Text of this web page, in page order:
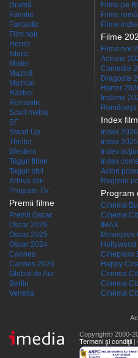
Dramă
Familie
Fantastic
Film noir
Horror
Istoric
Mister
Muzică
Muzical
Război
Romantic
Scurt metraj
SF
Stand Up
Thriller
Western
Taguri filme
Taguri stiri
Arhiva stiri
Program TV
Premii filme
Premii Oscar
Oscar 2026
Oscar 2025
Oscar 2024
Cannes
Cannes 2026
Globul de Aur
Berlin
Venetia
Filme pe
Filme
Filme
Filme
Filme noi
Actiune
Comedie
Dragoste
Horror
Indiene
Index
Index 2026
Index 2025
Index
Index
Actori
Regizori
Program
Cinema
Cinema
IMAX
Movieplex
Cineplexx
Happy
Cinema
Cinema
Cinema
Copyright© 2000-
Termeni şi condiţii |